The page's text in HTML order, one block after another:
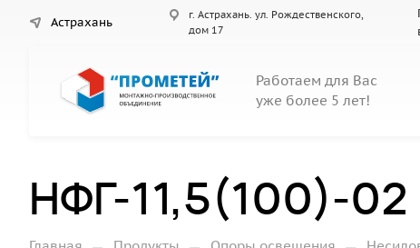
Астрахань
г. Астрахань. ул. Рождественского,
дом 17
Работаем для Вас
уже более 5 лет!
НФГ-11,5(100)-02